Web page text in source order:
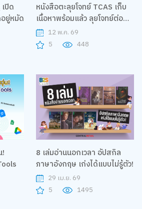
ปิด
ยู่หมัด
หนังสือตะลุยโจทย์ TCAS เก็บ
เนื้อหาพร้อมแล้ว ลุยโจทย์ต่อ
เลย!12 พ.ค. 69
5
448
!
8 เล่มอ่านนอกเวลา อัปสกิล
ภาษาอังกฤษ เก่งได้แบบไม่รู้ตัว!
29 เม.ย. 69
5
1495